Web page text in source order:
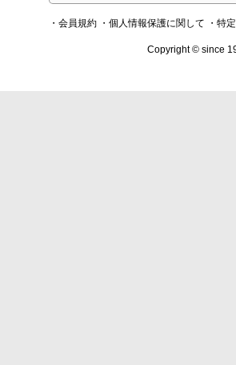
・会員規約 ・個人情報保護に関して ・特
Copyright © since